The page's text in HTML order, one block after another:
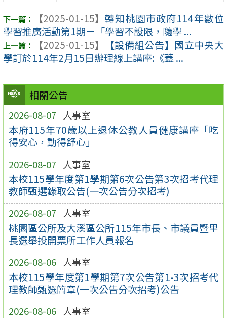
相關公告
2026-08-07 人事室
本府115年70歲以上退休公教人員健康講座「吃
得安心，動得舒心」
2026-08-07 人事室
本校115學年度第1學期第6次公告第3次招考代理
教師甄選錄取公告(一次公告分次招考)
2026-08-07 人事室
桃園區公所及大溪區公所115年市長、市議員暨里
長選舉投開票所工作人員報名
2026-08-06 人事室
本校115學年度第1學期第7次公告第1-3次招考代
理教師甄選簡章(一次公告分次招考)公告
2026-08-06 人事室
【2025-01-15】 轉知桃園市政府114年數位
學習推廣活動第1期－「學習不設限，隨學 ...
【2025-01-15】
【設備組公告】國立中央大
學訂於114年2月15日辦理線上講座:《蓋 ...